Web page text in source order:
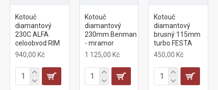
Kotouč
diamantový
230C ALFA
celoobvod RIM
940,00 Kč
Kotouč
diamantový
230mm Benman
- mramor
1 125,00 Kč
Kotouč
diamantový
brusný 115mm
turbo FESTA
450,00 Kč